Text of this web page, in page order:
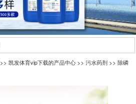
>>凯发体育vip下载的产品中心 >>污水药剂 >>除磷